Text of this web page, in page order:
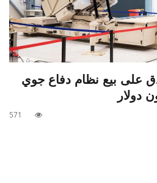
على بيع نظام دفاع جوي
571